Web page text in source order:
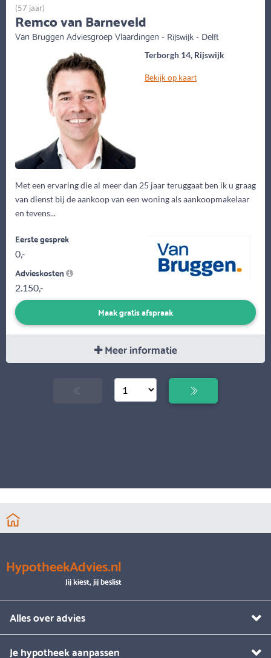
Terborgh 14, Rijswijk
Bekijk op kaart
Met een ervaring die al meer dan 25 jaar teruggaat ben ik u graag
van dienst bij de aankoop van een woning als aankoopmakelaar
en tevens...
(57 jaar)
Remco van Barneveld
Van Bruggen Adviesgroep Vlaardingen - Rijswijk - Delft
Eerste gesprek
0,-
Advieskosten
2.150,-
Maak gratis afspraak
Meer informatie
HypotheekAdvies.nl
Jij kiest, jij beslist
Alles over advies
Je hypotheek aanpassen